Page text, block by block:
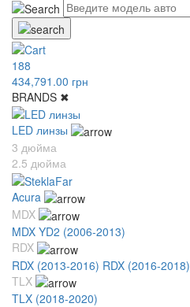
188
434,791.00 грн
BRANDS ✖
LED линзы
3 дюйма
2.5 дюйма
Acura
MDX
MDX YD2 (2006-2013)
RDX
RDX (2013-2016) RDX (2016-2018)
TLX
TLX (2018-2020)